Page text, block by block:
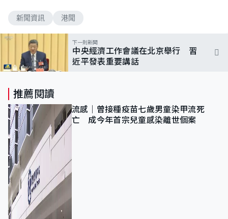
新聞資訊 港聞
下一則新聞
中央經濟工作會議在北京舉行 習
近平發表重要講話
推薦閱讀
流感｜曾接種疫苗七歲男童染甲流死
亡 成今年首宗兒童感染離世個案